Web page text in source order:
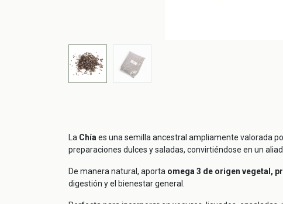
La Chía es una semilla ancestral ampliamente valorada
preparaciones dulces y saladas, convirtiéndose en un
De manera natural, aporta omega 3 de origen vegetal,
digestión y el bienestar general.